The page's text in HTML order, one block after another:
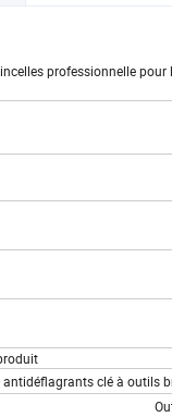
professionnelle
clé à outils